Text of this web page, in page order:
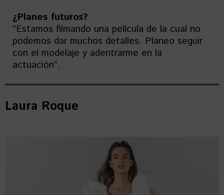
¿Planes futuros?
“Estamos filmando una película de la cual no
podemos dar muchos detalles. Planeo seguir
con el modelaje y adentrarme en la
actuación”.
Laura Roque